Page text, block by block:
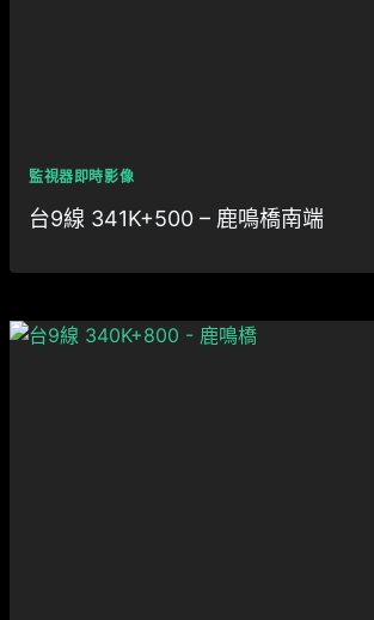
監視器即時影像
台9線 341K+500 – 鹿鳴橋南端